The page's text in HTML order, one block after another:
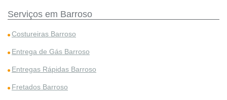
Serviços em Barroso
Costureiras Barroso
Entrega de Gás Barroso
Entregas Rápidas Barroso
Fretados Barroso